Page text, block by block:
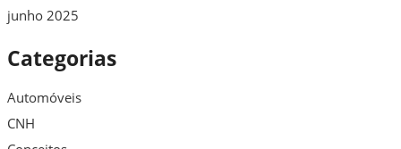
junho 2025
Categorias
Automóveis
CNH